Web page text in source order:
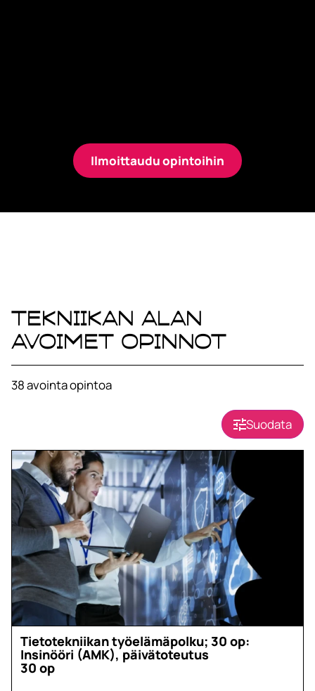
Ilmoittaudu opintoihin
Tekniikan alan
avoimet opinnot
38avointa opintoa
Suodata
Tietotekniikan työelämäpolku; 30 op:
Insinööri (AMK), päivätoteutus
30 op